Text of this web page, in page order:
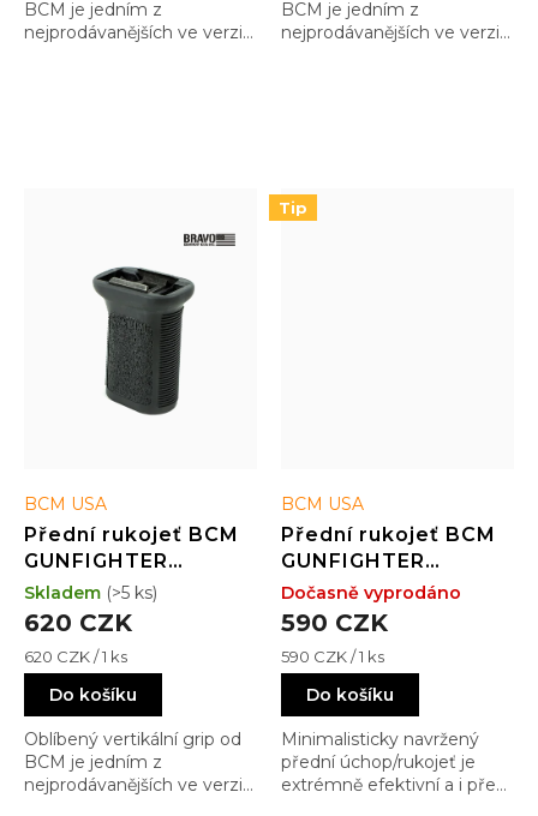
BCM je jedním z
nejprodávanějších ve verzi
BCM je jedním z
nejprodávanějších ve verzi
BCM USA
Přední rukojeť BCM
GUNFIGHTER
Vertical Grip -
picatinny - Mod 3 -
620 CZK
Měrná
cena:
620 CZK / 1 ks
Do košíku
Oblíbený vertikální grip od
BCM je jedním z
nejprodávanějších ve verzi
Skladem (>5 ks)
Tip
BCM USA
Přední rukojeť BCM
GUNFIGHTER
Kinesthetic Angled
Grip - M-LOK - BLK
590 CZK
Měrná
cena:
590 CZK / 1 ks
Do košíku
Minimalisticky navržený
přední úchop/rukojeť je
extrémně efektivní a i přes
Dočasně vyprodáno